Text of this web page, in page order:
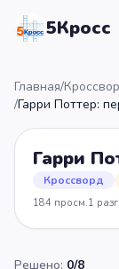
5Кросс
Главная/
/Гарри Поттер:
Гарри
Кроссворд
184 просм.1 разг.
Решено: 0/8